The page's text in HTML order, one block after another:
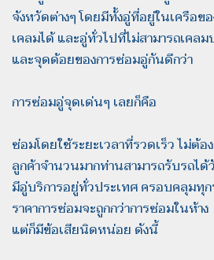
จังหวัดต่างๆ โดยมีทั้งอู่ที่อยู่ในเครือ
เคลมได้ และอู่ทั่วไปที่ไม่สามารถเคล
และจุดด้อยของการซ่อมอู่กันดีกว่า
การซ่อมอู่จุดเด่นๆ เลยก็คือ
ซ่อมโดยใช้ระยะเวลาที่รวดเร็ว ไม่ต้
ลูกค้าจำนวนมากท่านสามารถรับรถไ
มีอู่บริการอยู่ทั่วประเทศ ครอบคลุมทุ
ราคาการซ่อมจะถูกกว่าการซ่อมในห้าง
แต่ก็มีข้อเสียนิดหน่อย ดังนี้